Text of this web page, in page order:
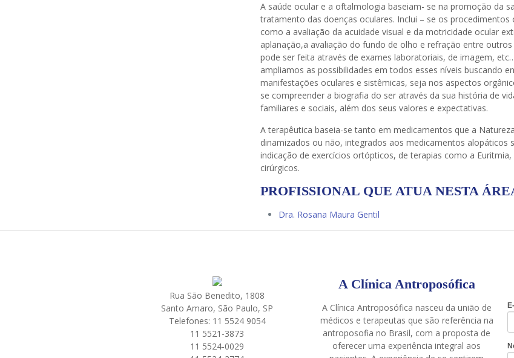
A saúde ocular e a oftalmologia baseiam- se na promoção da
tratamento das doenças oculares. Inclui – se os
como a avaliação da acuidade visual e da motricidade ocular
aplanação,a avaliação do fundo de olho e refração entre
pode ser feita através de exames laboratoriais, de imagem,
ampliamos as possibilidades em todos esses níveis buscando
manifestações oculares e sistêmicas, seja nos aspectos
se compreender a biografia do ser através da sua história de
familiares e sociais, além dos seus valores e expectativas.
A terapêutica baseia-se tanto em medicamentos que a
dinamizados ou não, integrados aos medicamentos alopáticos
indicação de exercícios ortópticos, de terapias como a
cirúrgicos.
PROFISSIONAL QUE ATUA NESTA
Dra. Rosana Maura Gentil
Rua São Benedito, 1808
Santo Amaro, São Paulo, SP
Telefones: 11 5524 9054
11 5521-3873
11 5524-0029
A Clínica Antroposófica
A Clínica Antroposófica nasceu da união de
médicos e terapeutas que são referência na
antroposofia no Brasil, com a proposta de
oferecer uma experiência integral aos